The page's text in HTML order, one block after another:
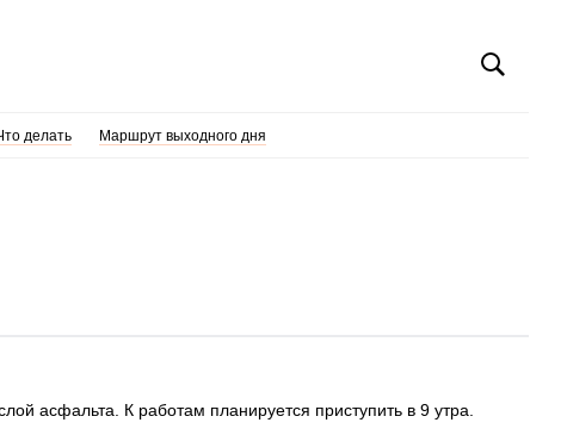
делать Маршрут выходного дня
асфальта. К работам планируется приступить в 9 утра.